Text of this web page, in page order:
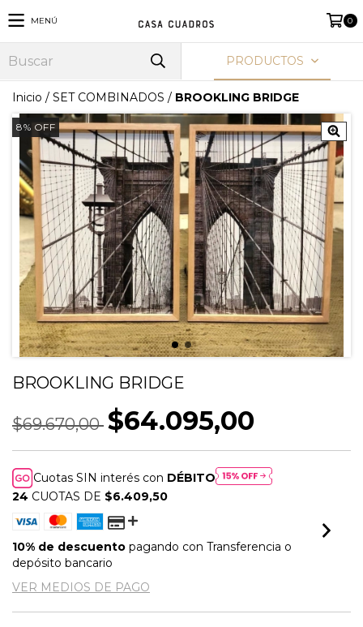
MENÚ 0
PRODUCTOS
Inicio / SET COMBINADOS / BROOKLING BRIDGE
8% OFF
BROOKLING BRIDGE
$69.670,00 $64.095,00
Cuotas SIN interés con DÉBITO
24 CUOTAS DE $6.409,50
10% de descuento pagando con Transferencia o
depósito bancario
VER MEDIOS DE PAGO